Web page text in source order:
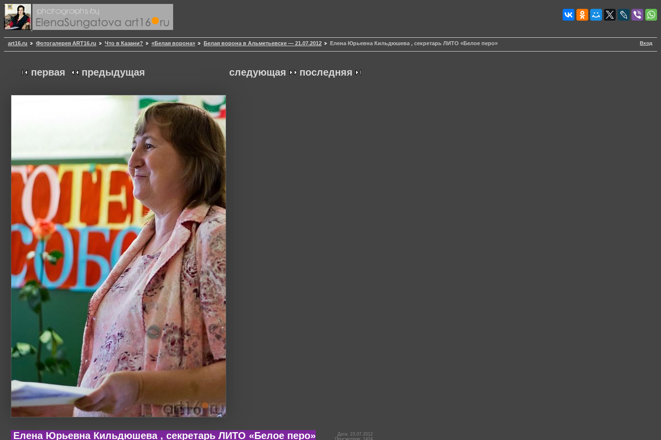
Вход
art16.ru Фотогалерея ART16.ru Что в Казани? «Белая ворона» Белая ворона в Альметьевске — 21.07.2012 Елена Юрьевна Кильдюшева , секретарь ЛИТО «Белое перо»
следующая последняя
первая предыдущая
Елена Юрьевна Кильдюшева , секретарь ЛИТО «Белое перо»
Дата: 23.07.2012